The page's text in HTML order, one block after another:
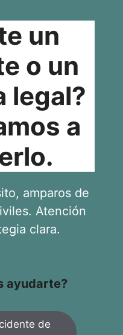
un
o un
legal?
a
amparos de
Atención
clara.
ayudarte?
de